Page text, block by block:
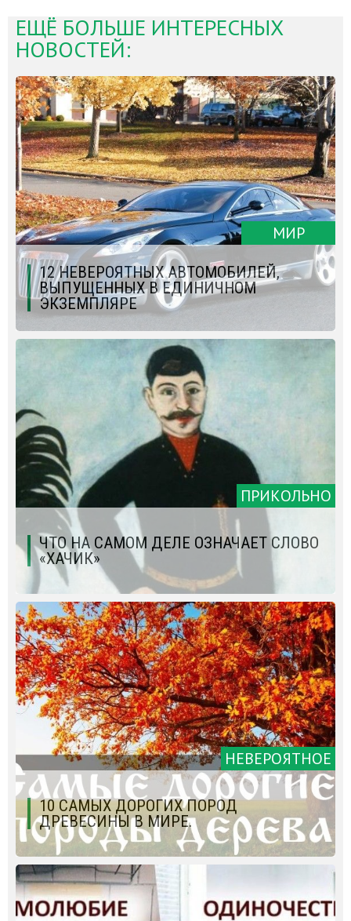
ЕЩЁ БОЛЬШЕ ИНТЕРЕСНЫХ
НОВОСТЕЙ:
МИР
12 НЕВЕРОЯТНЫХ АВТОМОБИЛЕЙ,
ВЫПУЩЕННЫХ В ЕДИНИЧНОМ
ЭКЗЕМПЛЯРЕ
ПРИКОЛЬНО
ЧТО НА САМОМ ДЕЛЕ ОЗНАЧАЕТ СЛОВО
«ХАЧИК»
НЕВЕРОЯТНОЕ
10 САМЫХ ДОРОГИХ ПОРОД
ДРЕВЕСИНЫ В МИРЕ.